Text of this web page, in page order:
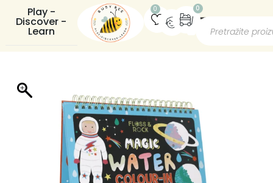
Play -
Discover -
Learn
0 0